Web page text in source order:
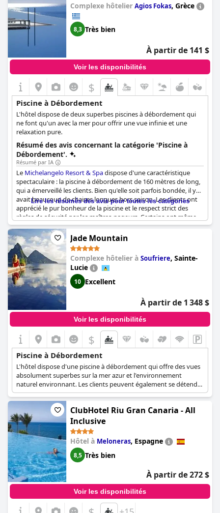
Complexe hôtelier Agios Fokas, Grèce
8,3 Très bien
À partir de 141 $
Voir les disponibilités
$
Piscine à Débordement
L'hôtel dispose de deux superbes piscines à débordement qui
ne font qu'un avec la mer pour offrir une vue infinie et une
relaxation pure.
Résumé des avis concernant la catégorie 'Piscine à
Débordement'.
Résumé par IA
Le Michelangelo Resort & Spadispose d'une caractéristique
spectaculaire : la piscine à débordement de 160 mètres de long,
qui a émerveillé les clients. Bien qu'elle soit parfois bondée, il y
avait beaucoup de chaises longues hors saison. Les clients ont
apprécié le pur bonheur de la piscine et le respect strict des
règles de sécurité par les maîtres-nageurs. Certains ont même
suggéré que la piscine était le meilleur atout de l'hôtel ! La
conception de la piscine à débordement est un véritable
spectacle et les clients ne tarissent pas d'éloges sur cette
expérience. Les cocktails servis au bar de la piscine ont rendu
l'expérience encore plus agréable. En conclusion, la piscine à
débordement de l'hôtel est un élément grandiose, magnifique
et étonnant dont les clients ne cessent de parler, parmi d'autres
installations de l'espace piscine.
Lire les résumés des avis pour toutes les catégories
Jade Mountain
Complexe hôtelier à Soufriere, Sainte-
Lucie
10 Excellent
À partir de 1 348 $
Voir les disponibilités
$
Piscine à Débordement
L'hôtel dispose d'une piscine à débordement qui offre des vues
absolument superbes sur la mer azur et l'environnement
naturel environnant. Les clients peuvent également se détendre
sur les chaises longues au bord de la piscine, déguster une
boisson rafraîchissante et profiter pleinement de
l'environnement magique qui les entoure.
ClubHotel Riu Gran Canaria - All
Inclusive
Hôtel à Meloneras, Espagne
8,5 Très bien
À partir de 272 $
Voir les disponibilités